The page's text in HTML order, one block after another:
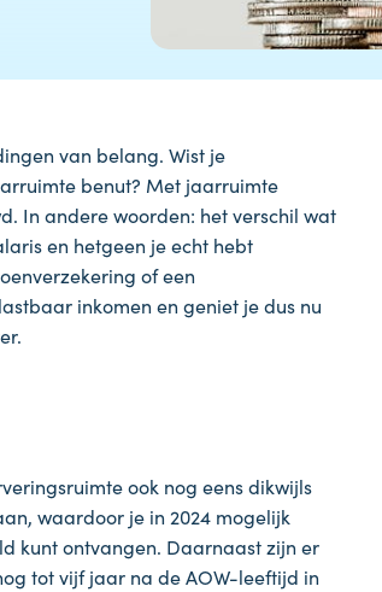
van belang. Wist je
benut? Met jaarruimte
In andere woorden: het verschil wat
en hetgeen je echt hebt
of een
inkomen en geniet je dus nu
ook nog eens dikwijls
waardoor je in 2024 mogelijk
kunt ontvangen. Daarnaast zijn er
tot vijf jaar na de AOW-leeftijd in